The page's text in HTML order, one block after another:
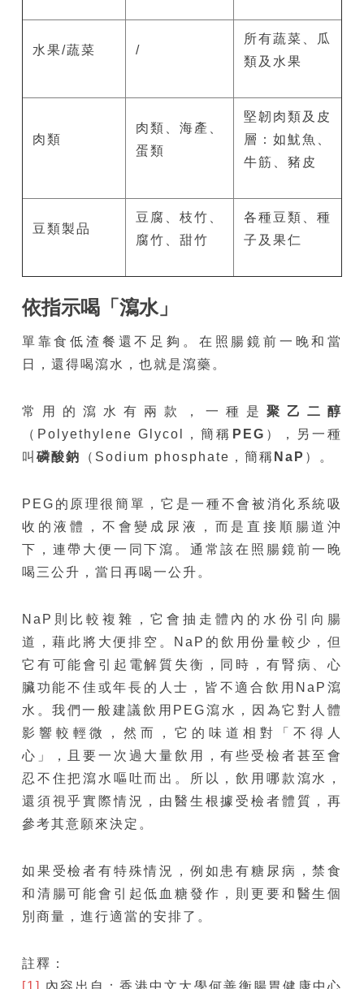
水果/蔬菜 /
所有蔬菜、瓜
類及水果
肉類
肉類、海產、
蛋類
堅韌肉類及皮
層：如魷魚、
牛筋、豬皮
豆類製品
豆腐、枝竹、
腐竹、甜竹
各種豆類、種
子及果仁
依指示喝「瀉水」
單靠食低渣餐還不足夠。在照腸鏡前一晚和當
日，還得喝瀉水，也就是瀉藥。
常用的瀉水有兩款，一種是 聚乙二醇
（Polyethylene Glycol，簡稱 PEG ），另一種
叫 磷酸鈉 （Sodium phosphate，簡稱 NaP ）。
PEG的原理很簡單，它是一種不會被消化系統吸
收的液體，不會變成尿液，而是直接順腸道沖
下，連帶大便一同下瀉。通常該在照腸鏡前一晚
喝三公升，當日再喝一公升。
NaP則比較複雜，它會抽走體內的水份引向腸
道，藉此將大便排空。NaP的飲用份量較少，但
它有可能會引起電解質失衡，同時，有腎病、心
臟功能不佳或年長的人士，皆不適合飲用NaP瀉
水。我們一般建議飲用PEG瀉水，因為它對人體
影響較輕微，然而，它的味道相對「不得人
心」，且要一次過大量飲用，有些受檢者甚至會
忍不住把瀉水嘔吐而出。所以，飲用哪款瀉水，
還須視乎實際情況，由醫生根據受檢者體質，再
參考其意願來決定。
如果受檢者有特殊情況，例如患有糖尿病，禁食
和清腸可能會引起低血糖發作，則更要和醫生個
別商量，進行適當的安排了。
註釋：
[1]
內容出自：香港中文大學何善衡腸胃健康中心